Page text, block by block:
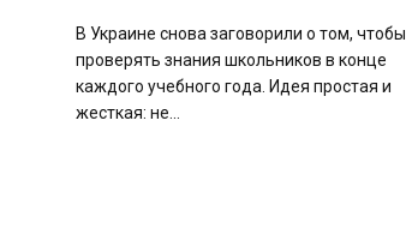
В Украине снова заговорили о том, чтобы
проверять знания школьников в конце
каждого учебного года. Идея простая и
жесткая: не...